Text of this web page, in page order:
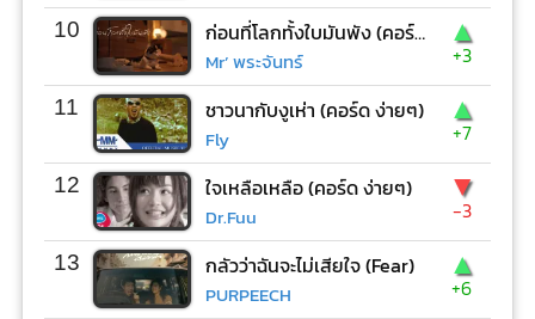
10 ก่อนที่โลกทั้งใบมันพัง (คอร์ด ง่ายๆ)
Mr’ พระจันทร์
▲
+3
11 ชาวนากับงูเห่า (คอร์ด ง่ายๆ)
Fly
▲
+7
12 ใจเหลือเหลือ (คอร์ด ง่ายๆ)
Dr.Fuu
▼
-3
13 กลัวว่าฉันจะไม่เสียใจ (Fear)
PURPEECH
▲
+6